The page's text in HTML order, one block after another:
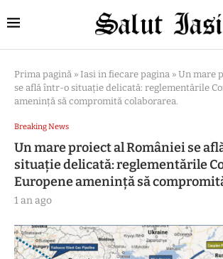
Prima pagină » Iasi in fiecare pagina » Un mare
se află într-o situație delicată: reglementările
amenință să compromită colaborarea.
Breaking News
Un mare proiect al României se
situație delicată: reglementările
Europene amenință să
1 an ago